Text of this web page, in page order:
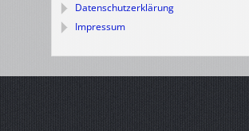
Datenschutzerklärung
Impressum